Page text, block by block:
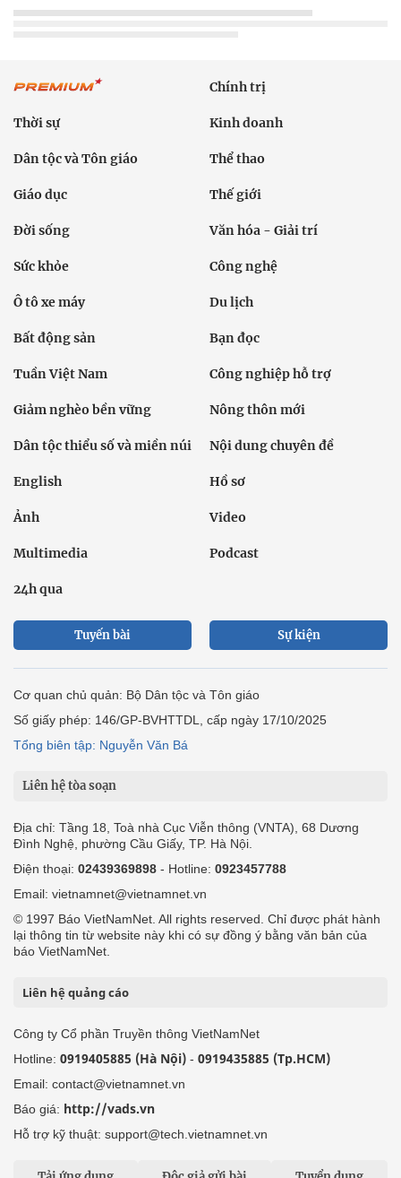
Chính trị
Thời sự Kinh doanh
Dân tộc và Tôn giáo Thể thao
Giáo dục Thế giới
Đời sống Văn hóa - Giải trí
Sức khỏe Công nghệ
Ô tô xe máy Du lịch
Bất động sản Bạn đọc
Tuần Việt Nam Công nghiệp hỗ trợ
Giảm nghèo bền vững Nông thôn mới
Dân tộc thiểu số và miền núi Nội dung chuyên đề
English Hồ sơ
Ảnh Video
Multimedia Podcast
24h qua
Tuyến bài Sự kiện
Cơ quan chủ quản: Bộ Dân tộc và Tôn giáo
Số giấy phép: 146/GP-BVHTTDL, cấp ngày 17/10/2025
Tổng biên tập: Nguyễn Văn Bá
Liên hệ tòa soạn
Địa chỉ: Tầng 18, Toà nhà Cục Viễn thông (VNTA), 68 Dương
Đình Nghệ, phường Cầu Giấy, TP. Hà Nội.
Điện thoại: 02439369898 - Hotline: 0923457788
Email: vietnamnet@vietnamnet.vn
© 1997 Báo VietNamNet. All rights reserved. Chỉ được phát hành
lại thông tin từ website này khi có sự đồng ý bằng văn bản của
báo VietNamNet.
Liên hệ quảng cáo
Công ty Cổ phần Truyền thông VietNamNet
Hotline: 0919405885 (Hà Nội) - 0919435885 (Tp.HCM)
Email: contact@vietnamnet.vn
Báo giá: http://vads.vn
Hỗ trợ kỹ thuật: support@tech.vietnamnet.vn